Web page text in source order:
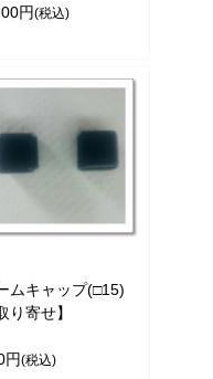
円(税込)
ムキャップ(□15)
り寄せ】
円(税込)